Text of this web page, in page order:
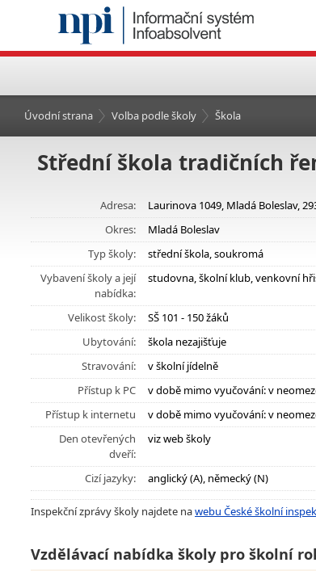
Úvodní strana Volba podle školy Škola
Střední škola tradičních
Adresa:
Laurinova 1049, Mladá Boleslav,
Okres:
Mladá Boleslav
Typ školy:
střední škola, soukromá
Vybavení školy a její
nabídka:
studovna, školní klub, venkovní
Velikost školy:
SŠ 101 - 150 žáků
Ubytování:
škola nezajišťuje
Stravování:
v školní jídelně
Přístup k PC
v době mimo vyučování: v
Přístup k internetu
v době mimo vyučování: v
Den otevřených
dveří:
viz web školy
Cizí jazyky: anglický (A), německý (N)
Inspekční zprávy školy najdete nawebu České školní
Vzdělávací nabídka školy pro školní